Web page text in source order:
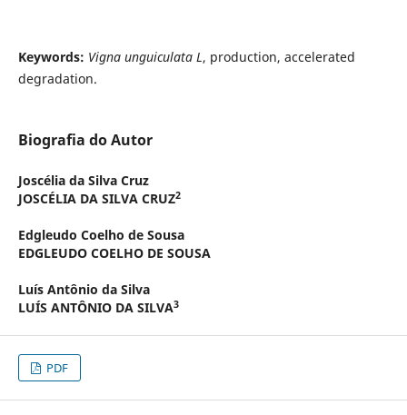
Keywords: Vigna unguiculata L, production, accelerated
degradation.
Biografia do Autor
Joscélia da Silva Cruz
JOSCÉLIA DA SILVA CRUZ2
Edgleudo Coelho de Sousa
EDGLEUDO COELHO DE SOUSA
Luís Antônio da Silva
LUÍS ANTÔNIO DA SILVA3
PDF